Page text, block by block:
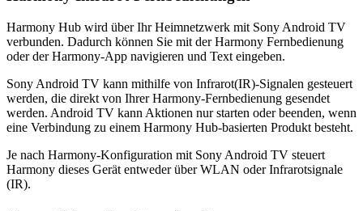
Harmony Hub wird über Ihr Heimnetzwerk mit Sony Android TV
verbunden. Dadurch können Sie mit der Harmony Fernbedienung
oder der Harmony-App navigieren und Text eingeben.
Sony Android TV kann mithilfe von Infrarot(IR)-Signalen gesteuert
werden, die direkt von Ihrer Harmony-Fernbedienung gesendet
werden. Android TV kann Aktionen nur starten oder beenden, wenn
eine Verbindung zu einem Harmony Hub-basierten Produkt besteht.
Je nach Harmony-Konfiguration mit Sony Android TV steuert
Harmony dieses Gerät entweder über WLAN oder Infrarotsignale
(IR).